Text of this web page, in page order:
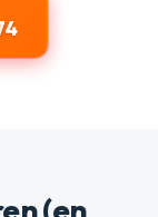
(en